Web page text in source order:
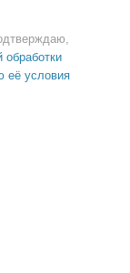
обработки
её условия